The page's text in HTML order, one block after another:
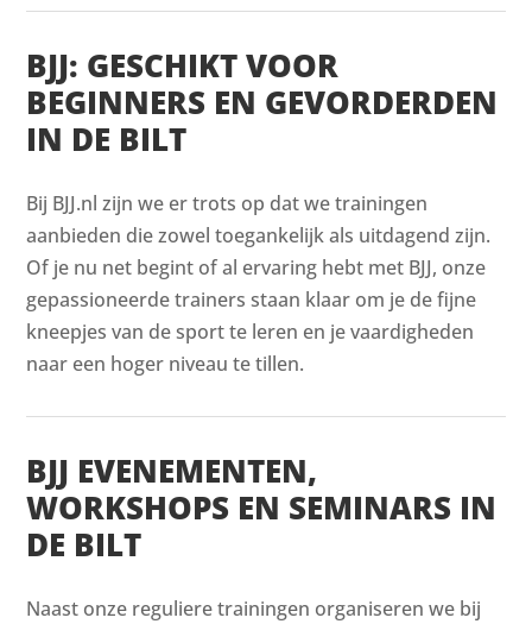
BJJ: GESCHIKT VOOR
BEGINNERS EN GEVORDERDEN
IN DE BILT
Bij BJJ.nl zijn we er trots op dat we trainingen
aanbieden die zowel toegankelijk als uitdagend zijn.
Of je nu net begint of al ervaring hebt met BJJ, onze
gepassioneerde trainers staan klaar om je de fijne
kneepjes van de sport te leren en je vaardigheden
naar een hoger niveau te tillen.
BJJ EVENEMENTEN,
WORKSHOPS EN SEMINARS IN
DE BILT
Naast onze reguliere trainingen organiseren we bij